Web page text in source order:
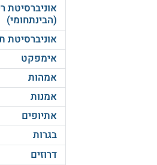
אוניברסיטת
(הבינתחומי)
אוניברסיטת
אימפקט
אמהות
אמנות
אתיופים
בגרות
דרוזים